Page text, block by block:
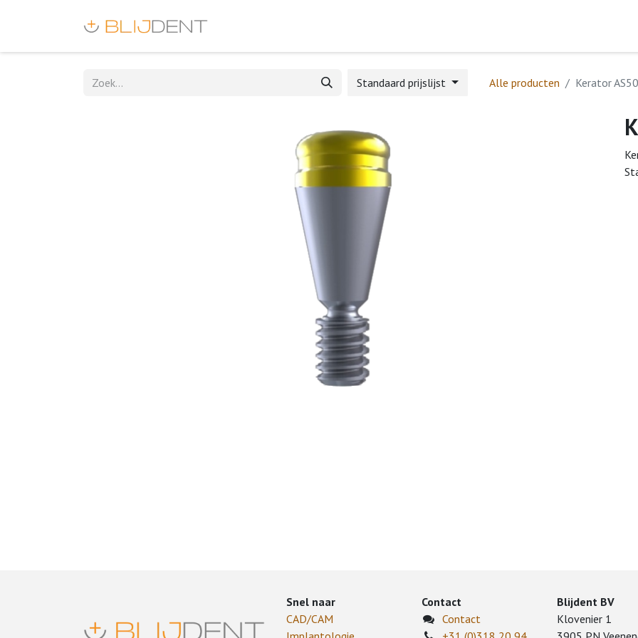
Standaard prijslijst Alle producten Kerator
Snel naar
CAD/CAM
Contact
Contact
Blijdent BV
Klovenier 1